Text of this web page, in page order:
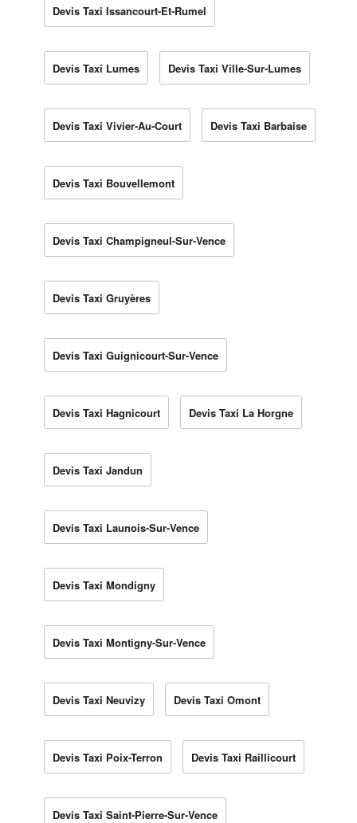
Devis Taxi Issancourt-Et-Rumel
Devis Taxi Lumes Devis Taxi Ville-Sur-Lumes
Devis Taxi Vivier-Au-Court Devis Taxi Barbaise
Devis Taxi Bouvellemont
Devis Taxi Champigneul-Sur-Vence
Devis Taxi Gruyères
Devis Taxi Guignicourt-Sur-Vence
Devis Taxi Hagnicourt Devis Taxi La Horgne
Devis Taxi Jandun
Devis Taxi Launois-Sur-Vence
Devis Taxi Mondigny
Devis Taxi Montigny-Sur-Vence
Devis Taxi Neuvizy Devis Taxi Omont
Devis Taxi Poix-Terron Devis Taxi Raillicourt
Devis Taxi Saint-Pierre-Sur-Vence